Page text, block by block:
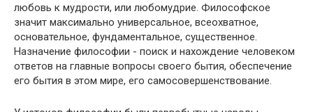
любовь к мудрости, или любомудрие. Философское
значит максимально универсальное, всеохватное,
основательное, фундаментальное, существенное.
Назначение философии - поиск и нахождение человеком
ответов на главные вопросы своего бытия, обеспечение
его бытия в этом мире, его самосовершенствование.